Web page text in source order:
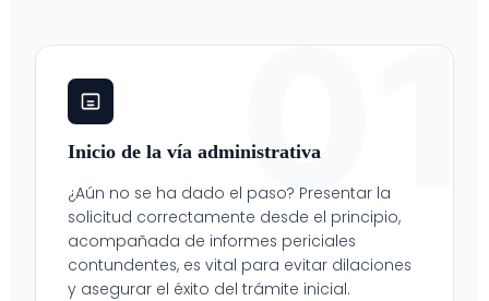
01
Inicio de la vía administrativa
¿Aún no se ha dado el paso? Presentar la
solicitud correctamente desde el principio,
acompañada de informes periciales
contundentes, es vital para evitar dilaciones
y asegurar el éxito del trámite inicial.